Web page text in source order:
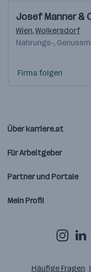
Videos
Einblicke
Einblicke
Josef Manner &
Wien,Wolkersdorf
Nahrungs-,
Firma folgen
Über karriere.at
Für Arbeitgeber
Partner und Portale
Mein Profil
Häufige Fragen